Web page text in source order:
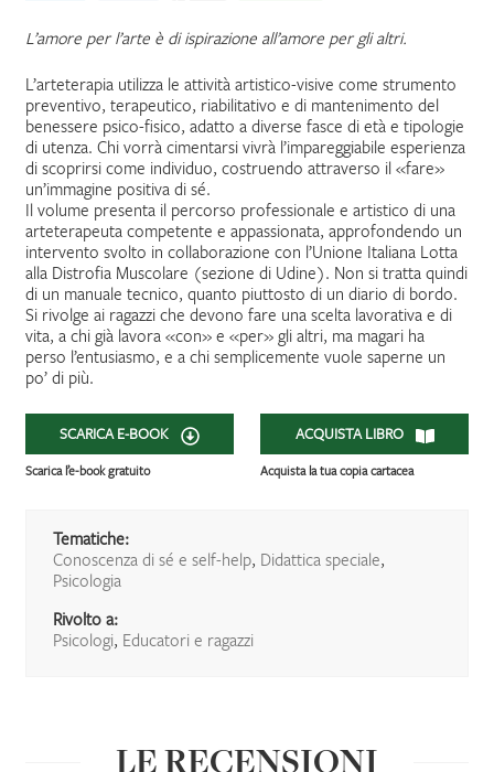
L’amore per l’arte è di ispirazione all’amore per gli altri.
L’arteterapia utilizza le attività artistico-visive come strumento
preventivo, terapeutico, riabilitativo e di mantenimento del
benessere psico-fisico, adatto a diverse fasce di età e tipologie
di utenza. Chi vorrà cimentarsi vivrà l’impareggiabile esperienza
di scoprirsi come individuo, costruendo attraverso il «fare»
un’immagine positiva di sé.
Il volume presenta il percorso professionale e artistico di una
arteterapeuta competente e appassionata, approfondendo un
intervento svolto in collaborazione con l’Unione Italiana Lotta
alla Distrofia Muscolare (sezione di Udine). Non si tratta quindi
di un manuale tecnico, quanto piuttosto di un diario di bordo.
Si rivolge ai ragazzi che devono fare una scelta lavorativa e di
vita, a chi già lavora «con» e «per» gli altri, ma magari ha
perso l’entusiasmo, e a chi semplicemente vuole saperne un
po’ di più.
SCARICA E-BOOK
Scarica l’e-book gratuito
ACQUISTA LIBRO
Acquista la tua copia cartacea
Tematiche:
Conoscenza di sé e self-help, Didattica speciale,
Psicologia
Rivolto a:
Psicologi, Educatori e ragazzi
LE RECENSIONI